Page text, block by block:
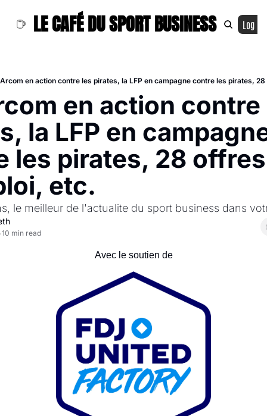
LE CAFÉ DU SPORT BUSINESS Log In
en action contre les pirates, la LFP en campagne contre les pirates,
en action contre
la LFP en
les pirates, 28 offres
etc.
le meilleur de l'actualite du sport business dans
10 min read
Avec le soutien de